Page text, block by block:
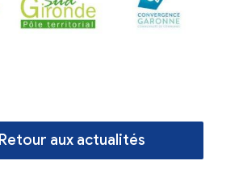
Retour aux actualités